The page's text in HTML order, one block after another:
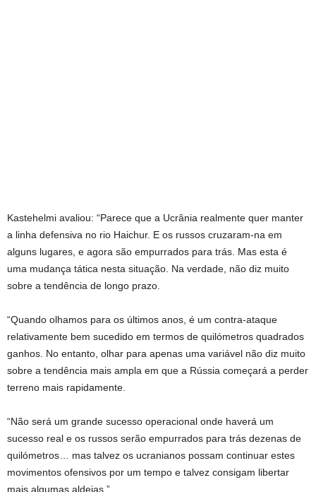
Kastehelmi avaliou: “Parece que a Ucrânia realmente quer manter
a linha defensiva no rio Haichur. E os russos cruzaram-na em
alguns lugares, e agora são empurrados para trás. Mas esta é
uma mudança tática nesta situação. Na verdade, não diz muito
sobre a tendência de longo prazo.
“Quando olhamos para os últimos anos, é um contra-ataque
relativamente bem sucedido em termos de quilómetros quadrados
ganhos. No entanto, olhar para apenas uma variável não diz muito
sobre a tendência mais ampla em que a Rússia começará a perder
terreno mais rapidamente.
“Não será um grande sucesso operacional onde haverá um
sucesso real e os russos serão empurrados para trás dezenas de
quilómetros… mas talvez os ucranianos possam continuar estes
movimentos ofensivos por um tempo e talvez consigam libertar
mais algumas aldeias.”